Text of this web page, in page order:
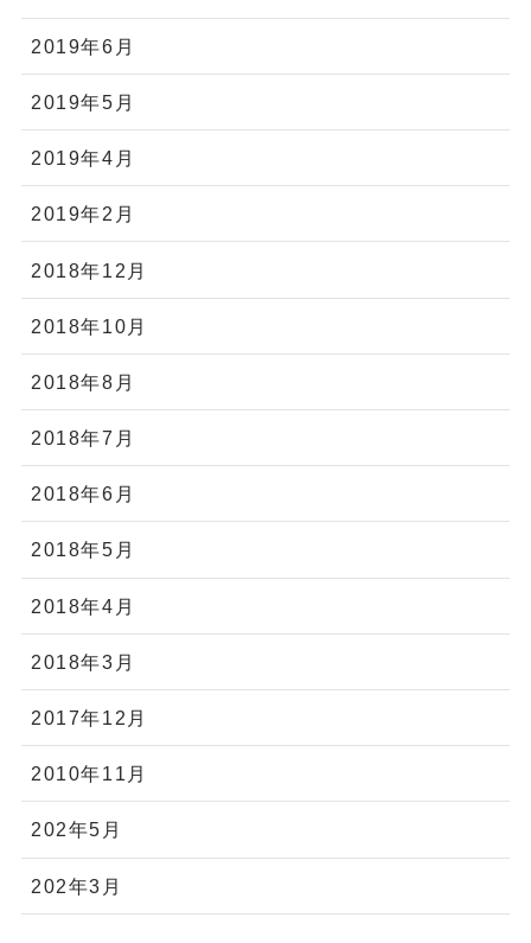
2019年6月
2019年5月
2019年4月
2019年2月
2018年12月
2018年10月
2018年8月
2018年7月
2018年6月
2018年5月
2018年4月
2018年3月
2017年12月
2010年11月
202年5月
202年3月